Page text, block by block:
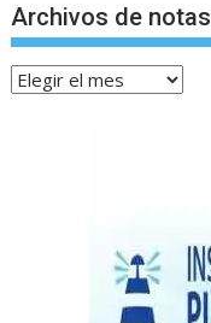
Archivos de notas
Archivos